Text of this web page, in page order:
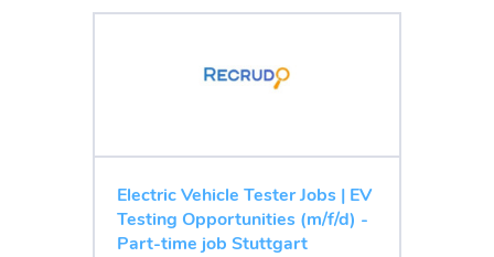
Electric Vehicle Tester Jobs | EV
Testing Opportunities (m/f/d) -
Part-time job Stuttgart